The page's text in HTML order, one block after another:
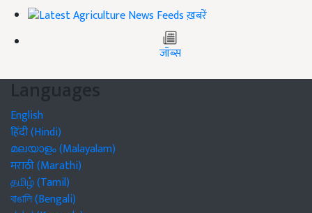
ख़बरें
जॉब्स
Languages
English
हिंदी (Hindi)
മലയാളം (Malayalam)
मराठी (Marathi)
தமிழ் (Tamil)
বাঙালি (Bengali)